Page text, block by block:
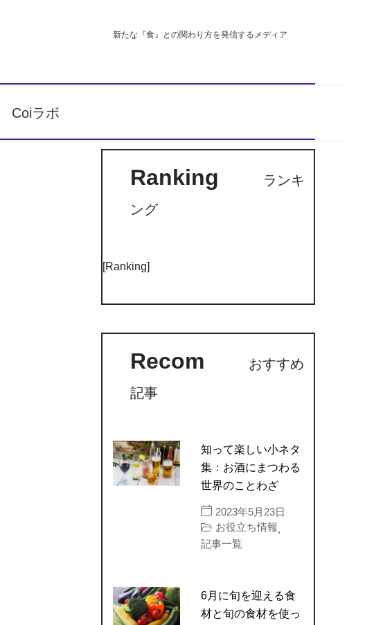
新たな『食』との関わり方を発信するメディア
Coiラボ
Ranking
ランキ
ング
[Ranking]
Recom
おすすめ
記事
知って楽しい小ネタ
集：お酒にまつわる
世界のことわざ
2023年5月23日
お役立ち情報,
記事一覧
6月に旬を迎える食
材と旬の食材を使っ